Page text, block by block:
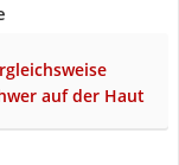
auf der Haut